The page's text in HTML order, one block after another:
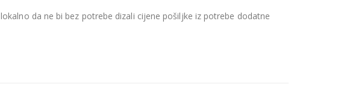
da ne bi bez potrebe dizali cijene pošiljke iz potrebe dodatne